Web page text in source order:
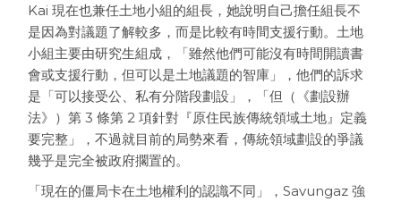
Kai 現在也兼任土地小組的組長，她說明自己擔任組長不
是因為對議題了解較多，而是比較有時間支援行動。土地
小組主要由研究生組成，「雖然他們可能沒有時間開讀書
會或支援行動，但可以是土地議題的智庫」，他們的訴求
是「可以接受公、私有分階段劃設」，「但（《劃設辦
法》）第 3 條第 2 項針對『原住民族傳統領域土地』定義
要完整」，不過就目前的局勢來看，傳統領域劃設的爭議
幾乎是完全被政府擱置的。
「現在的僵局卡在土地權利的認識不同」，Savungaz 強